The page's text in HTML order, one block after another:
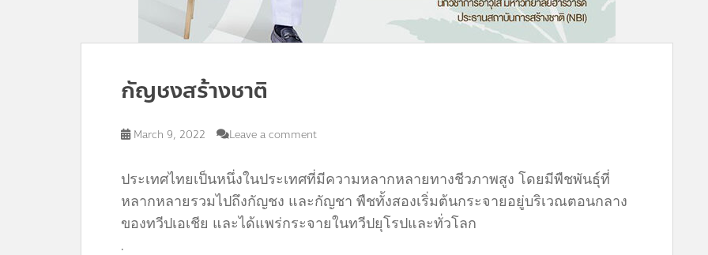
กัญชงสร้างชาติ
March 9, 2022 Leave a comment
ประเทศไทยเป็นหนึ่งในประเทศที่มีความหลากหลายทางชีวภาพสูง โดยมีพืชพันธุ์ที่
หลากหลายรวมไปถึงกัญชง และกัญชา พืชทั้งสองเริ่มต้นกระจายอยู่บริเวณตอนกลาง
ของทวีปเอเชีย และได้แพร่กระจายในทวีปยุโรปและทั่วโลก
.